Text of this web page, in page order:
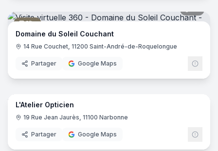
Gîte
Domaine du Soleil Couchant
14 Rue Couchet, 11200 Saint-André-de-Roquelongue
Partager Google Maps
Opticien
7
L'Atelier Opticien
19 Rue Jean Jaurès, 11100 Narbonne
Partager Google Maps